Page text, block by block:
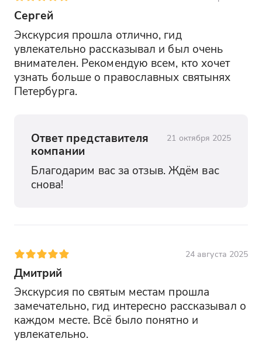
Сергей
Экскурсия прошла отлично, гид
увлекательно рассказывал и был очень
внимателен. Рекомендую всем, кто хочет
узнать больше о православных святынях
Петербурга.
Ответ представителя
компании
21 октября 2025
Благодарим вас за отзыв. Ждём вас
снова!
24 августа 2025
Дмитрий
Экскурсия по святым местам прошла
замечательно, гид интересно рассказывал о
каждом месте. Всё было понятно и
увлекательно.